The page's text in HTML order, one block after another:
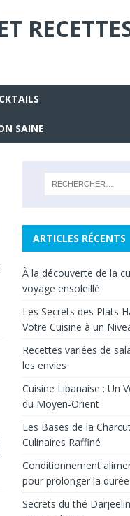
SAINE
ARTICLES RÉCENTS
À la découverte de la
voyage ensoleillé
Les Secrets des Plats
Votre Cuisine à un
Recettes variées de
les envies
Cuisine Libanaise : Un
du Moyen-Orient
Les Bases de la
Culinaires Raffiné
Conditionnement
pour prolonger la
Secrets du thé